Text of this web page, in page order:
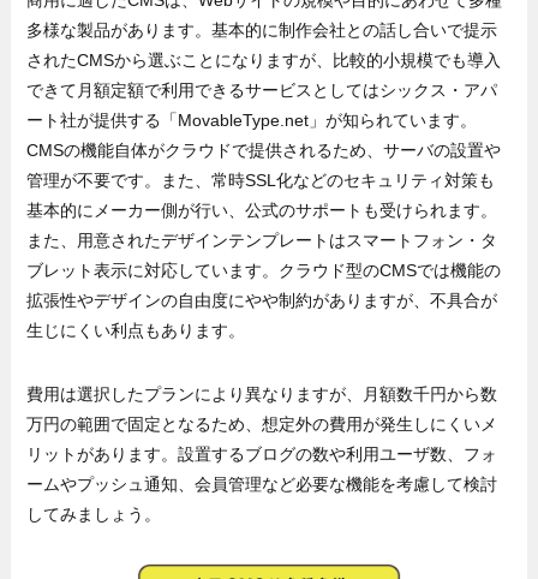
多様な製品があります。基本的に制作会社との話し合いで提示
されたCMSから選ぶことになりますが、比較的小規模でも導入
できて月額定額で利用できるサービスとしてはシックス・アパ
ート社が提供する「MovableType.net」が知られています。
CMSの機能自体がクラウドで提供されるため、サーバの設置や
管理が不要です。また、常時SSL化などのセキュリティ対策も
基本的にメーカー側が行い、公式のサポートも受けられます。
また、用意されたデザインテンプレートはスマートフォン・タ
ブレット表示に対応しています。クラウド型のCMSでは機能の
拡張性やデザインの自由度にやや制約がありますが、不具合が
生じにくい利点もあります。
費用は選択したプランにより異なりますが、月額数千円から数
万円の範囲で固定となるため、想定外の費用が発生しにくいメ
リットがあります。設置するブログの数や利用ユーザ数、フォ
ームやプッシュ通知、会員管理など必要な機能を考慮して検討
してみましょう。